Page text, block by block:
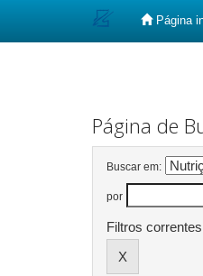
Página
Página de
Buscar em:
por
Filtros